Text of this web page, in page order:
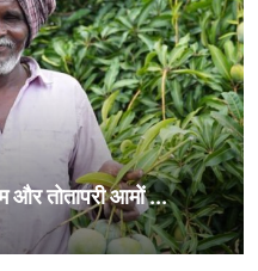
और तोतापरी आमों ...